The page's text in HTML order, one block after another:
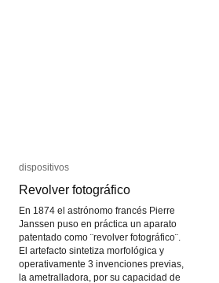
dispositivos
Revolver fotográfico
En 1874 el astrónomo francés Pierre
Janssen puso en práctica un aparato
patentado como ¨revolver fotográfico¨.
El artefacto sintetiza morfológica y
operativamente 3 invenciones previas,
la ametralladora, por su capacidad de
dispositivos
Revolver fotográfico